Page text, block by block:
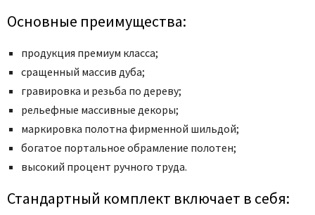
Line Doors
Luxor
Miksal
Ofram
Optima Porte
Philips
Основные преимущества:
продукция премиум класса;
сращенный массив дуба;
гравировка и резьба по дереву;
рельефные массивные декоры;
маркировка полотна фирменной шильдой;
богатое портальное обрамление полотен;
высокий процент ручного труда.
Стандартный комплект включает в себя: